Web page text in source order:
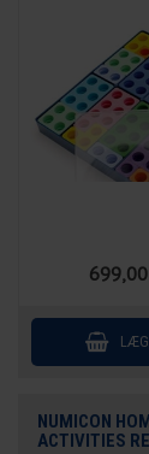
699,00
NUMICON
ACTIVITIES